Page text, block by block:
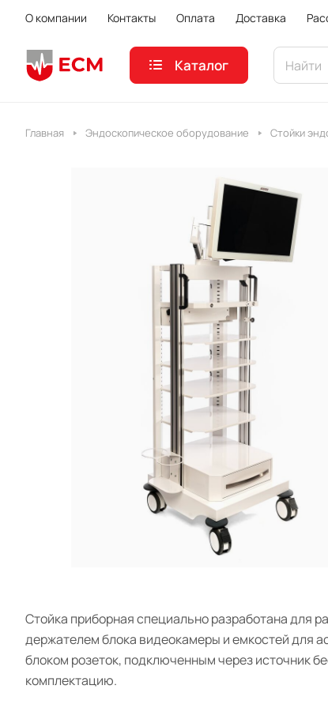
О компании Контакты Оплата Доставка
Каталог
Главная Эндоскопическое оборудование Стойки
Стойка приборная специально разработана для
держателем блока видеокамеры и емкостей для
блоком розеток, подключенным через источник
комплектацию.